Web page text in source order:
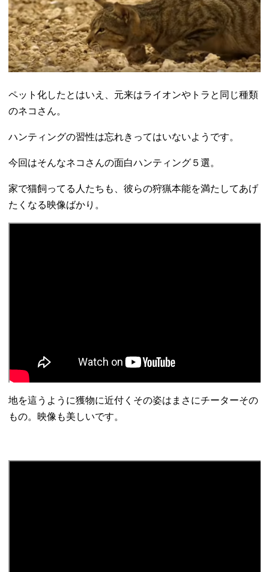
ペット化したとはいえ、元来はライオンやトラと同じ種類
のネコさん。
ハンティングの習性は忘れきってはいないようです。
今回はそんなネコさんの面白ハンティング５選。
家で猫飼ってる人たちも、彼らの狩猟本能を満たしてあげ
たくなる映像ばかり。
地を這うように獲物に近付くその姿はまさにチーターその
もの。映像も美しいです。